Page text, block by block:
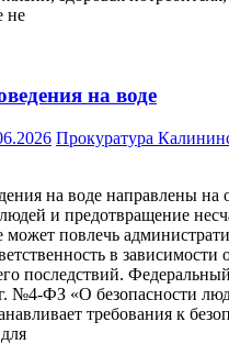
не
на воде
Прокуратура
на воде направлены на
и предотвращение
повлечь
в зависимости
последствий.
№4-ФЗ «О безопасности
требования к